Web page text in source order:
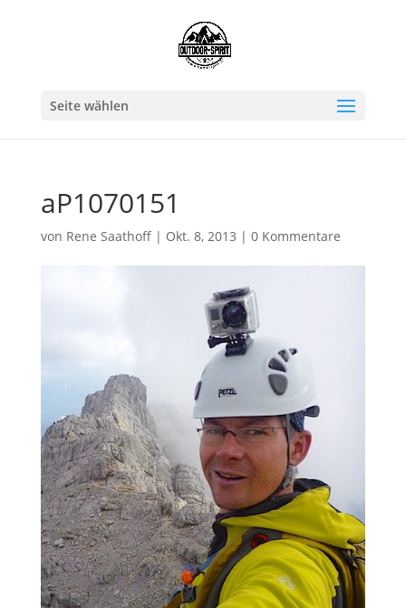
Seite wählen
aP1070151
von Rene Saathoff| Okt. 8, 2013 | 0 Kommentare